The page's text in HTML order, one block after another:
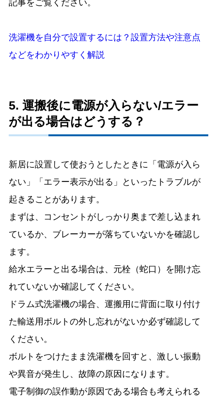
記事をご覧ください。
洗濯機を自分で設置するには？設置方法や注意点
などをわかりやすく解説
5. 運搬後に電源が入らない/エラー
が出る場合はどうする？
新居に設置して使おうとしたときに「電源が入ら
ない」「エラー表示が出る」といったトラブルが
起きることがあります。
まずは、コンセントがしっかり奥まで差し込まれ
ているか、ブレーカーが落ちていないかを確認し
ます。
給水エラーと出る場合は、元栓（蛇口）を開け忘
れていないか確認してください。
ドラム式洗濯機の場合、運搬用に背面に取り付け
た輸送用ボルトの外し忘れがないか必ず確認して
ください。
ボルトをつけたまま洗濯機を回すと、激しい振動
や異音が発生し、故障の原因になります。
電子制御の誤作動が原因である場合も考えられる